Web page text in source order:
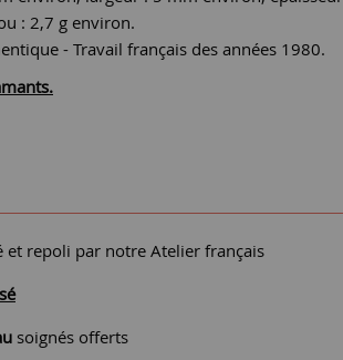
: 2,7 g environ.
- Travail français des années 1980.
et repoli par notre Atelier français
soignés offerts